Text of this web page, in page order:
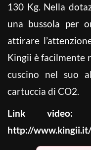
130 Kg. Nella
una bussola per
attirare
Kingii è facilmente
cuscino nel suo
cartuccia di CO2.
Link video:
http://